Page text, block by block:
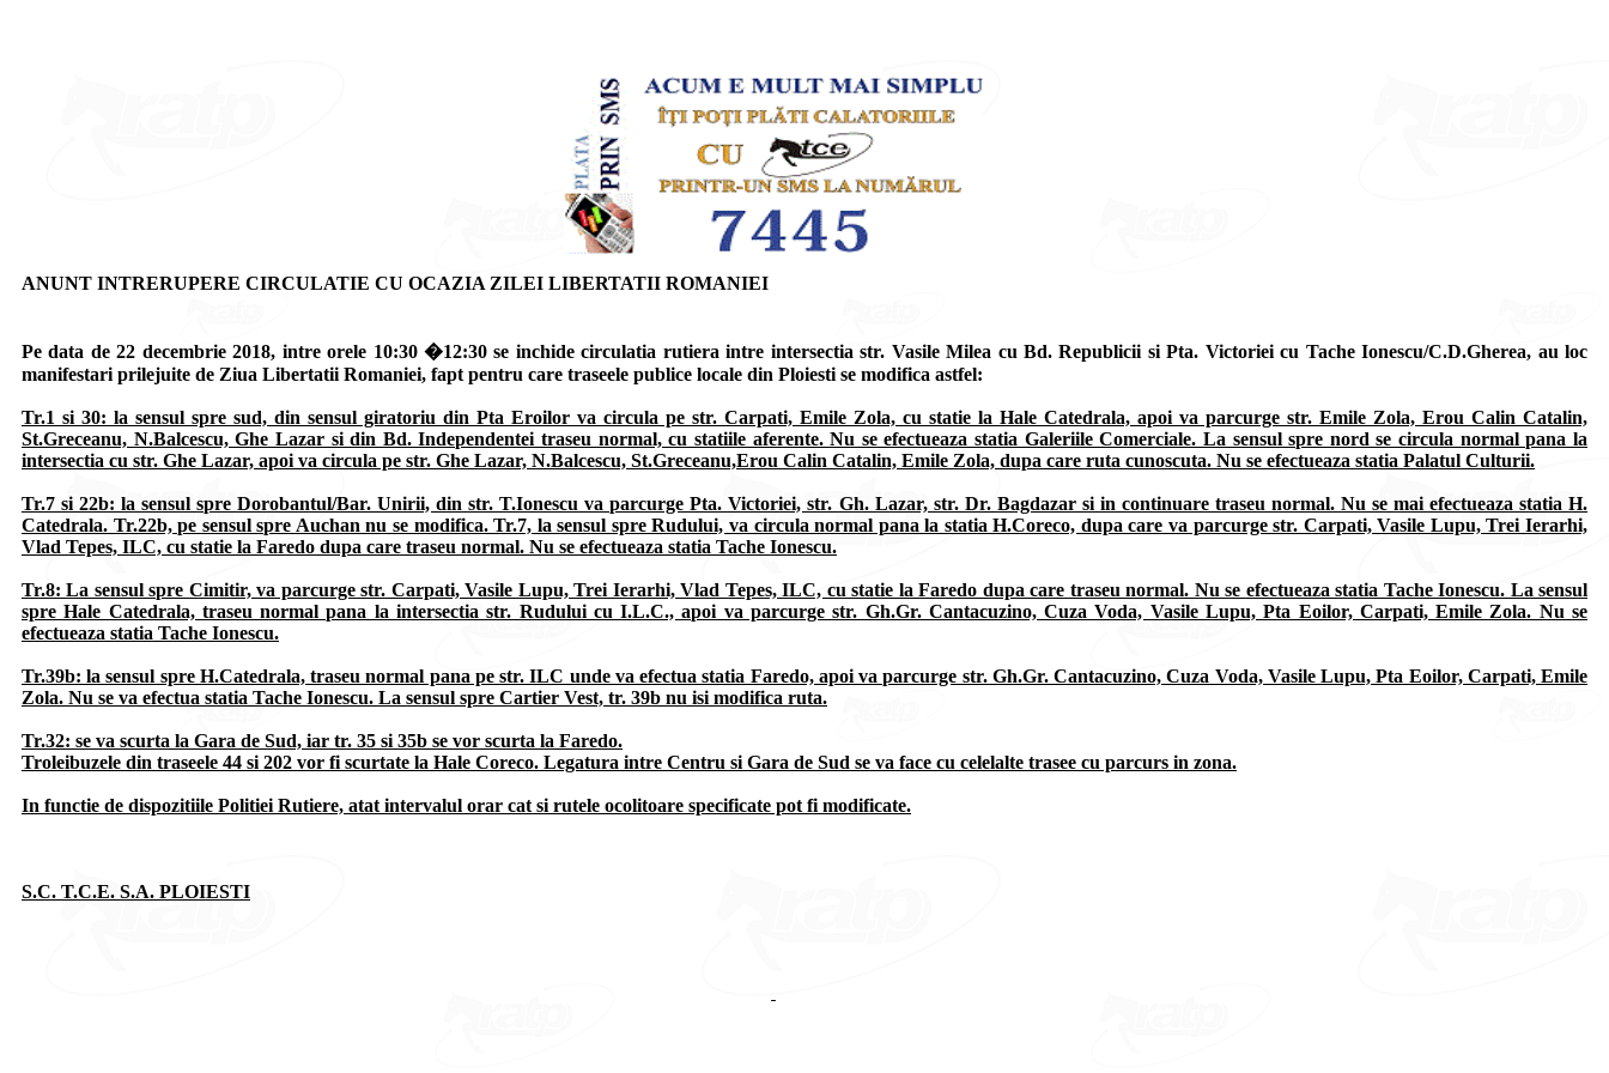
ANUNT INTRERUPERE CIRCULATIE CU OCAZIA ZILEI LIBERTATII ROMANIEI
Pe data de 22 decembrie 2018, intre orele 10:30 �12:30 se inchide circulatia rutiera intre intersectia str. Vasile Milea cu Bd. Republicii si Pta. Victoriei cu Tache Ionescu/C.D.Gherea, au loc
manifestari prilejuite de Ziua Libertatii Romaniei, fapt pentru care traseele publice locale din Ploiesti se modifica astfel:
Tr.1 si 30: la sensul spre sud, din sensul giratoriu din Pta Eroilor va circula pe str. Carpati, Emile Zola, cu statie la Hale Catedrala, apoi va parcurge str. Emile Zola, Erou Calin Catalin,
St.Greceanu, N.Balcescu, Ghe Lazar si din Bd. Independentei traseu normal, cu statiile aferente. Nu se efectueaza statia Galeriile Comerciale. La sensul spre nord se circula normal pana la
intersectia cu str. Ghe Lazar, apoi va circula pe str. Ghe Lazar, N.Balcescu, St.Greceanu,Erou Calin Catalin, Emile Zola, dupa care ruta cunoscuta. Nu se efectueaza statia Palatul Culturii.
Tr.7 si 22b: la sensul spre Dorobantul/Bar. Unirii, din str. T.Ionescu va parcurge Pta. Victoriei, str. Gh. Lazar, str. Dr. Bagdazar si in continuare traseu normal. Nu se mai efectueaza statia H.
Catedrala. Tr.22b, pe sensul spre Auchan nu se modifica. Tr.7, la sensul spre Rudului, va circula normal pana la statia H.Coreco, dupa care va parcurge str. Carpati, Vasile Lupu, Trei Ierarhi,
Vlad Tepes, ILC, cu statie la Faredo dupa care traseu normal. Nu se efectueaza statia Tache Ionescu.
Tr.8: La sensul spre Cimitir, va parcurge str. Carpati, Vasile Lupu, Trei Ierarhi, Vlad Tepes, ILC, cu statie la Faredo dupa care traseu normal. Nu se efectueaza statia Tache Ionescu. La sensul
spre Hale Catedrala, traseu normal pana la intersectia str. Rudului cu I.L.C., apoi va parcurge str. Gh.Gr. Cantacuzino, Cuza Voda, Vasile Lupu, Pta Eoilor, Carpati, Emile Zola. Nu se
efectueaza statia Tache Ionescu.
Tr.39b: la sensul spre H.Catedrala, traseu normal pana pe str. ILC unde va efectua statia Faredo, apoi va parcurge str. Gh.Gr. Cantacuzino, Cuza Voda, Vasile Lupu, Pta Eoilor, Carpati, Emile
Zola. Nu se va efectua statia Tache Ionescu. La sensul spre Cartier Vest, tr. 39b nu isi modifica ruta.
Tr.32: se va scurta la Gara de Sud, iar tr. 35 si 35b se vor scurta la Faredo.
Troleibuzele din traseele 44 si 202 vor fi scurtate la Hale Coreco. Legatura intre Centru si Gara de Sud se va face cu celelalte trasee cu parcurs in zona.
In functie de dispozitiile Politiei Rutiere, atat intervalul orar cat si rutele ocolitoare specificate pot fi modificate.
S.C. T.C.E. S.A. PLOIESTI